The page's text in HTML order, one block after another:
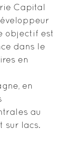
Capital
objectif est
dans le
en
en
au
sur lacs.